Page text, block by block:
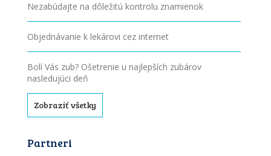
Nezabúdajte na dôležitú kontrolu znamienok
Objednávanie k lekárovi cez internet
Bolí Vás zub? Ošetrenie u najlepších zubárov
nasledujúci deň
Zobraziť všetky
Partneri